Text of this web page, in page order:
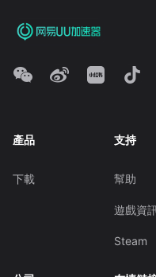
產品
下載
支持
幫助
遊戲資
Steam